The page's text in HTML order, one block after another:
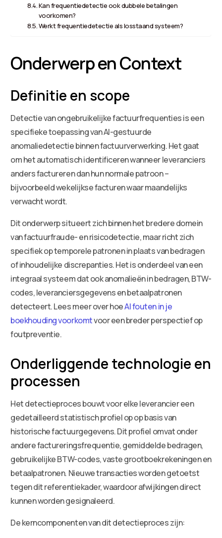
Kan frequentiedetectie ook dubbele betalingen
voorkomen?
Werkt frequentiedetectie als losstaand systeem?
Onderwerp en Context
Definitie en scope
Detectie van ongebruikelijke factuurfrequenties is een
specifieke toepassing van AI-gestuurde
anomaliedetectie binnen factuurverwerking. Het gaat
om het automatisch identificeren wanneer leveranciers
anders factureren dan hun normale patroon –
bijvoorbeeld wekelijkse facturen waar maandelijks
verwacht wordt.
Dit onderwerp situeert zich binnen het bredere domein
van factuurfraude- en risicodetectie, maar richt zich
specifiek op temporele patronen in plaats van bedragen
of inhoudelijke discrepanties. Het is onderdeel van een
integraal systeem dat ook anomalieën in bedragen, BTW-
codes, leveranciersgegevens en betaalpatronen
detecteert. Lees meer over hoeAI fouten in je
boekhouding voorkomtvoor een breder perspectief op
foutpreventie.
Onderliggende technologie en
processen
Het detectieproces bouwt voor elke leverancier een
gedetailleerd statistisch profiel op op basis van
historische factuurgegevens. Dit profiel omvat onder
andere factureringsfrequentie, gemiddelde bedragen,
gebruikelijke BTW-codes, vaste grootboekrekeningen en
betaalpatronen. Nieuwe transacties worden getoetst
tegen dit referentiekader, waardoor afwijkingen direct
kunnen worden gesignaleerd.
De kerncomponenten van dit detectieproces zijn: